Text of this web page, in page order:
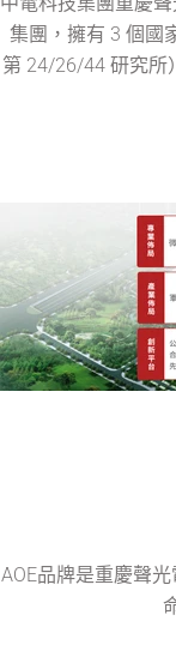
集團，擁有 3 個國
第 24/26/44 研究所
AOE品牌是重慶聲